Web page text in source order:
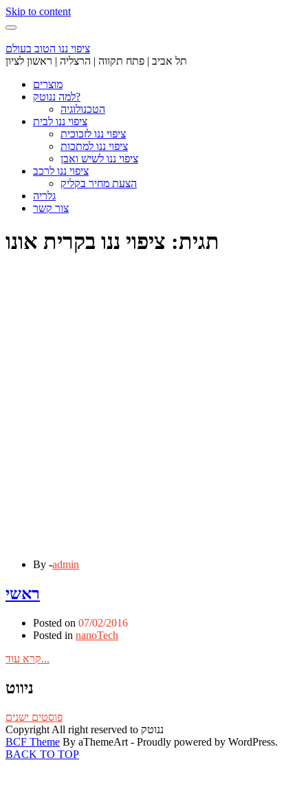
Skip to content
ציפוי ננו הטוב בעולם
תל אביב | פתח תקווה | הרצליה | ראשון לציון
מוצרים
למה ננוטק?
הטכנולוגיה
ציפוי ננו לבית
ציפוי ננו לזכוכית
ציפוי ננו למתכות
ציפוי ננו לשיש ואבן
ציפוי ננו לרכב
הצעת מחיר בקליק
גלריה
צור קשר
תגית: ציפוי ננו בקרית אונו
By -admin
ראשי
Posted on 07/02/2016
Posted in nanoTech
קרא עוד...
ניווט
פוסטים ישנים
Copyright All right reserved to ננוטק
BCF Theme By aThemeArt - Proudly powered by WordPress.
BACK TO TOP